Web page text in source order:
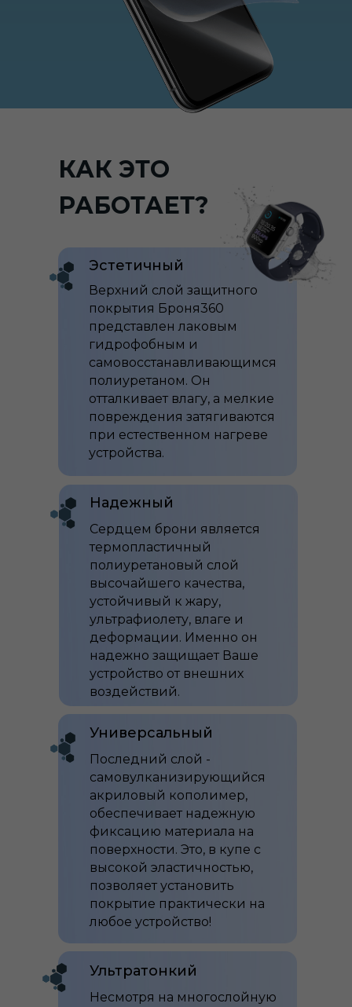
Сердцем брони является
термопластичный
полиуретановый слой
высочайшего качества,
устойчивый к жару,
ультрафиолету, влаге и
деформации. Именно он
надежно защищает Ваше
устройство от внешних
воздействий.
Несмотря на многослойную
Надежный
Ультратонкий
Универсальный
Последний слой -
самовулканизирующийся
акриловый кополимер,
обеспечивает надежную
фиксацию материала на
поверхности. Это, в купе с
высокой эластичностью,
позволяет установить
покрытие практически на
любое устройство!
Эстетичный
Верхний слой защитного
покрытия Броня360
представлен лаковым
гидрофобным и
самовосстанавливающимся
полиуретаном. Он
отталкивает влагу, а мелкие
повреждения затягиваются
при естественном нагреве
устройства.
КАК ЭТО
РАБОТАЕТ?